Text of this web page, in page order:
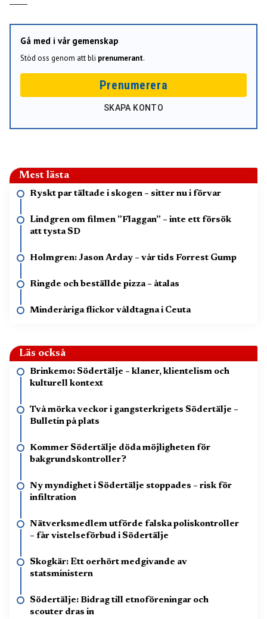
Gå med i vår gemenskap
Stöd oss genom att bli prenumerant.
Prenumerera
SKAPA KONTO
Mest lästa
Ryskt par tältade i skogen – sitter nu i förvar
Lindgren om filmen ”Flaggan” – inte ett försök
att tysta SD
Holmgren: Jason Arday – vår tids Forrest Gump
Ringde och beställde pizza – åtalas
Minderåriga flickor våldtagna i Ceuta
Läs också
Brinkemo: Södertälje – klaner, klientelism och
kulturell kontext
Två mörka veckor i gangsterkrigets Södertälje –
Bulletin på plats
Kommer Södertälje döda möjligheten för
bakgrundskontroller?
Ny myndighet i Södertälje stoppades – risk för
infiltration
Nätverksmedlem utförde falska poliskontroller
– får vistelseförbud i Södertälje
Skogkär: Ett oerhört medgivande av
statsministern
Södertälje: Bidrag till etnoföreningar och
scouter dras in